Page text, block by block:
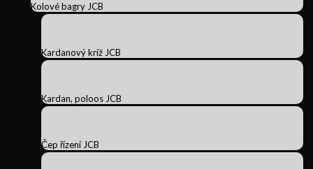
Kolové bagry JCB
Kardanový kríž JCB
Kardan, poloos JCB
Čep řízení JCB